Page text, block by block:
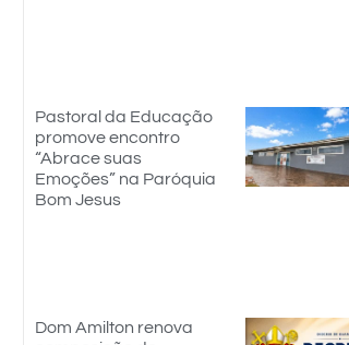
Pastoral da Educação
promove encontro
“Abrace suas
Emoções” na Paróquia
Bom Jesus
Dom Amilton renova